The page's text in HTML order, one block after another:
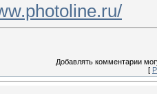
Добавлять комментарии
[